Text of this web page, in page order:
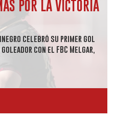
POR LA VICTORIA
celebró su primer gol
con el FBC Melgar,